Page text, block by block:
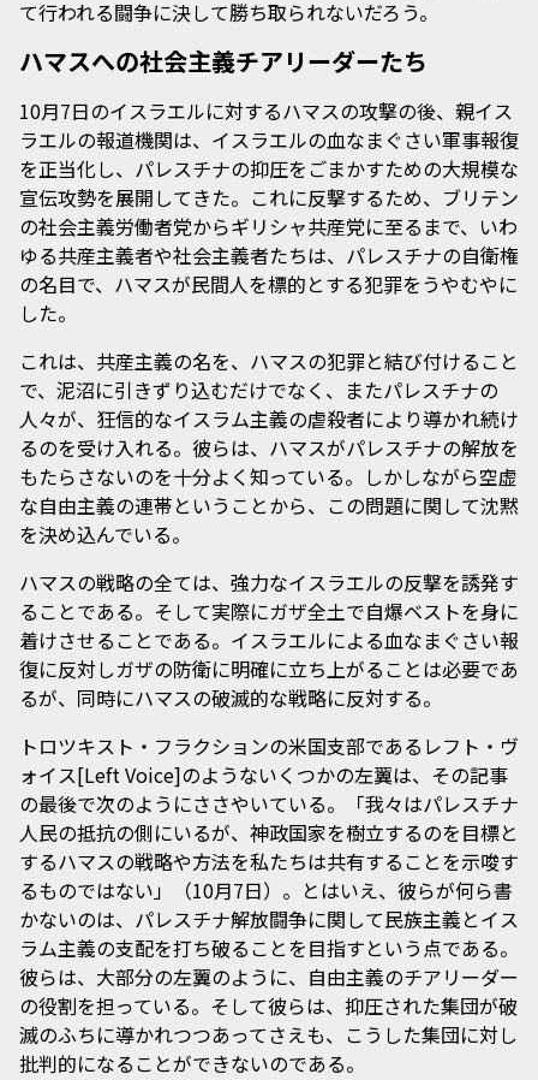
て行われる闘争に決して勝ち取られないだろう。
ハマスへの社会主義チアリーダーたち
10月7日のイスラエルに対するハマスの攻撃の後、親イス
ラエルの報道機関は、イスラエルの血なまぐさい軍事報復
を正当化し、パレスチナの抑圧をごまかすための大規模な
宣伝攻勢を展開してきた。これに反撃するため、ブリテン
の社会主義労働者党からギリシャ共産党に至るまで、いわ
ゆる共産主義者や社会主義者たちは、パレスチナの自衛権
の名目で、ハマスが民間人を標的とする犯罪をうやむやに
した。
これは、共産主義の名を、ハマスの犯罪と結び付けること
で、泥沼に引きずり込むだけでなく、またパレスチナの
人々が、狂信的なイスラム主義の虐殺者により導かれ続け
るのを受け入れる。彼らは、ハマスがパレスチナの解放を
もたらさないのを十分よく知っている。しかしながら空虚
な自由主義の連帯ということから、この問題に関して沈黙
を決め込んでいる。
ハマスの戦略の全ては、強力なイスラエルの反撃を誘発す
ることである。そして実際にガザ全土で自爆ベストを身に
着けさせることである。イスラエルによる血なまぐさい報
復に反対しガザの防衛に明確に立ち上がることは必要であ
るが、同時にハマスの破滅的な戦略に反対する。
トロツキスト・フラクションの米国支部であるレフト・ヴ
ォイス[Left Voice]のようないくつかの左翼は、その記事
の最後で次のようにささやいている。「我々はパレスチナ
人民の抵抗の側にいるが、神政国家を樹立するのを目標と
するハマスの戦略や方法を私たちは共有することを示唆す
るものではない」（10月7日）。とはいえ、彼らが何ら書
かないのは、パレスチナ解放闘争に関して民族主義とイス
ラム主義の支配を打ち破ることを目指すという点である。
彼らは、大部分の左翼のように、自由主義のチアリーダー
の役割を担っている。そして彼らは、抑圧された集団が破
滅のふちに導かれつつあってさえも、こうした集団に対し
批判的になることができないのである。